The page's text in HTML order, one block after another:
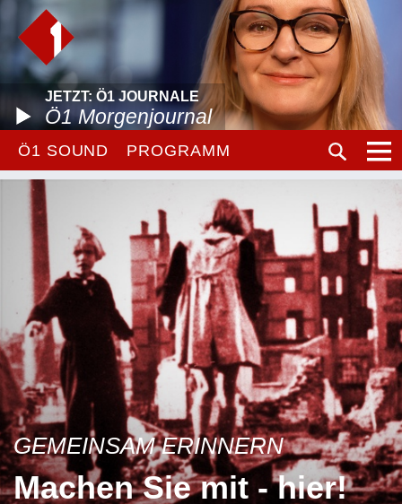
JETZT: Ö1 JOURNALE
Ö1 Morgenjournal
Ö1 SOUND PROGRAMM
GEMEINSAM ERINNERN
Machen Sie mit - hier!